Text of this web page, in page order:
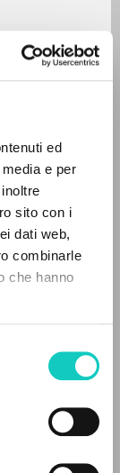
ed
e per
sito con i
dati web,
combinarle
che hanno
AVANZADA »